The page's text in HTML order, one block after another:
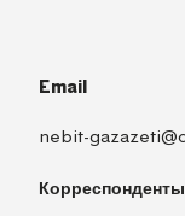
Email
nebit-
Корреспонденты